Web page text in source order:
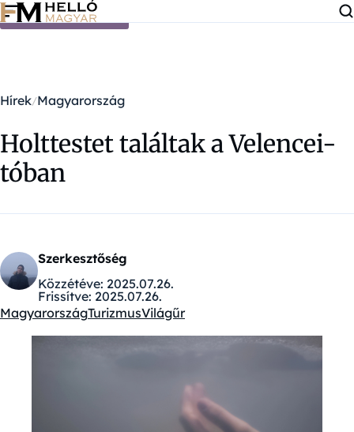
Ugrás a tartalomra
Hírek Magyarország
Holttestet találtak a Velencei-
tóban
Szerkesztőség
Közzétéve: 2025.07.26.
Frissítve: 2025.07.26.
Kategóriák:
MagyarországTurizmusVilágűr